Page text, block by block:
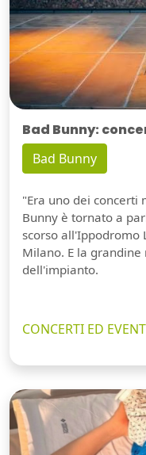
Bad Bunny:
Bad Bunny
"Era uno dei concerti
Bunny è tornato a
scorso all'Ippodromo
Milano. E la
dell'impianto.
CONCERTI ED